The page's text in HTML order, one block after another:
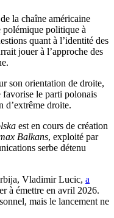
la chaîne américaine
polémique politique à
quant à l’identité des
jouer à l’approche des
son orientation de droite,
favorise le parti polonais
d’extrême droite.
est en cours de création
Balkans, exploité par
serbe détenu
Vladimir Lucic, a
à émettre en avril 2026.
mais le lancement ne